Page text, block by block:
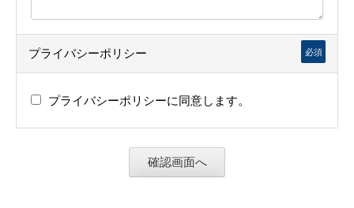
プライバシーポリシー 必須
プライバシーポリシーに同意します。